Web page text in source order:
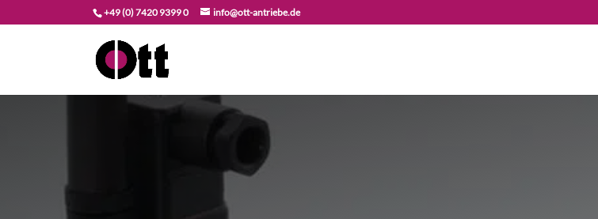
+49 (0) 7420 9399 0 info@ott-antriebe.de